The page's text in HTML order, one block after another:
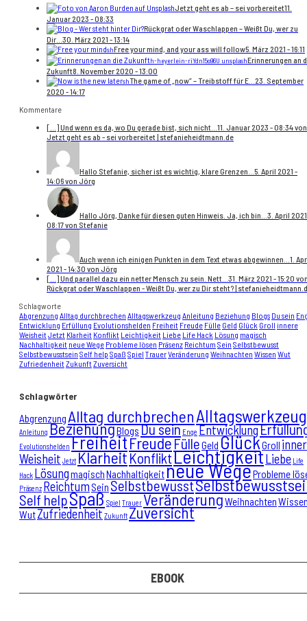
Jetzt geht es ab – sei vorbereitet11.
Januar 2023 - 08:33
Rückgrat oder Waschlappen – Weißt Du, wer zu
Dir... 30. März 2021 - 13:14
shFree your mind, and your ass will follow5. März 2021 - 16:11
h-heyerlein-riYdn15o96U unsplashErinnerungen an
Zukunft8. November 2020 - 13:00
shThe game of „now“ – Treibstoff für E... 23. September
2020 - 14:17
Kommentare
[…] Und wenn es da, wo Du gerade bist, sich nicht... 11. Januar 2023 - 08:34 von
Jetzt geht es ab - sei vorbereitet | stefanieheidtmann.de
Hallo Stefanie, sicher ist es wichtig, klare Grenzen... 5. April 2021 -
14:06 von Jörg
Hallo Jörg, Danke für diesen guten Hinweis. Ja, ich bin... 3. April
08:17 von Stefanie
Auch wenn ich einigen Punkten in dem Text etwas abgewinnen... 1.
2021 - 14:30 von Jörg
[…] Und parallel dazu ein netter Mensch zu sein. Nett... 31. März 2021 - 15:20
Rückgrat oder Waschlappen - Weißt Du, wer zu Dir steht? |
Schlagworte
Abgrenzung Alltag durchbrechen Alltagswerkzeug Anleitung Beziehung Blogs Du sein
Entwicklung Erfüllung Evolutionshelden Freiheit Freude Fülle Geld Glück Groll innere
WeisheitJetzt Klarheit Konflikt Leichtigkeit Liebe Life Hack Lösung magisch
Nachhaltigkeit neue Wege Probleme lösen Präsenz Reichtum Sein Selbstbewusst
Selbstbewusstsein Self help Spaß Spiel TrauerVeränderung Weihnachten Wissen Wut
ZufriedenheitZukunftZuversicht
Schlagwörter
Abgrenzung Alltag durchbrechenAlltagswerkzeug
Anleitung BeziehungBlogsDu sein Enge Entwicklung
Evolutionshelden FreiheitFreudeFülleGeldGlückGroll
Weisheit JetztKlarheitKonfliktLeichtigkeitLiebe Life
Hack LösungmagischNachhaltigkeitneue WegeProbleme
Präsenz ReichtumSein Selbstbewusst
Self helpSpaßSpiel TrauerVeränderungWeihnachten
WutZufriedenheitZukunftZuversicht
EBOOK